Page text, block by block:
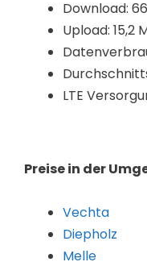
Download:
Upload: 15,2
LTE
Preise in der
Vechta
Diepholz
Melle